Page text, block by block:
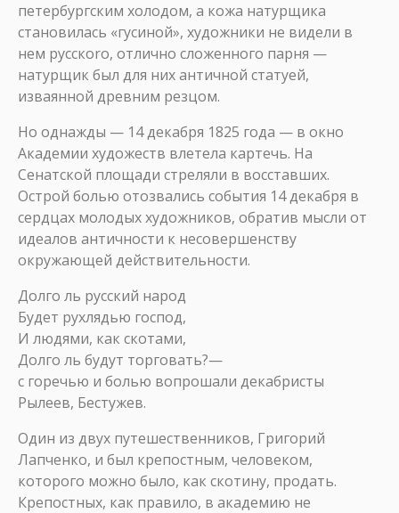
петербургским холодом, а кожа натурщика
становилась «гусиной», художники не видели в
нем русскоro, отлично сложенного парня —
натурщик был для них античной статуей,
изваянной древним резцом.
Но однажды — 14 декабря 1825 года — в окно
Академии художеств влетела картечь. На
Сенатской площади стреляли в восставших.
Острой болью отозвались события 14 декабря в
сердцах молодых художников, обратив мысли от
идеалов античности к несовершенству
окружающей действительности.
Долго ль русский народ
Будет рухлядью господ,
И людями, как скотами,
Долго ль будут торговать?—
с горечью и болью вопрошали декабристы
Рылеев, Бестужев.
Один из двух путешественников, Григорий
Лапченко, и был крепостным, человеком,
которого можно было, как скотину, продать.
Крепостных, как правило, в академию не